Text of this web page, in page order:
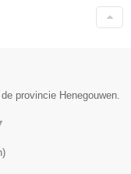
provincie Henegouwen.
)